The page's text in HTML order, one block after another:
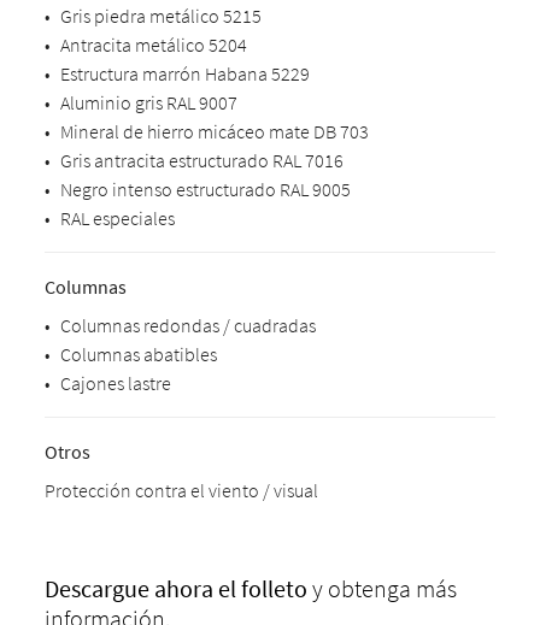
• Gris piedra metálico 5215
• Antracita metálico 5204
• Estructura marrón Habana 5229
• Aluminio gris RAL 9007
• Mineral de hierro micáceo mate DB 703
• Gris antracita estructurado RAL 7016
• Negro intenso estructurado RAL 9005
• RAL especiales
Columnas
• Columnas redondas / cuadradas
• Columnas abatibles
• Cajones lastre
Otros
Protección contra el viento / visual
Descargue ahora el folleto y obtenga más
información.